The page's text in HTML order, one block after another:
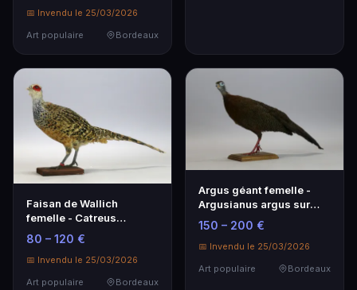
📅 Invendu le 25/03/2026
Art populaire
Bordeaux
Faisan de Wallich
femelle - Catreus
wallichii - sur socle en
bois
80 – 120 €
📅 Invendu le 25/03/2026
Art populaire
Bordeaux
Argus géant femelle -
Argusianus argus sur
socle en bois
150 – 200 €
📅 Invendu le 25/03/2026
Art populaire
Bordeaux